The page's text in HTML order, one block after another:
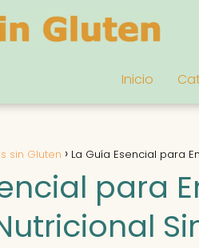
Inicio
sin Gluten La Guía Esencial para
para